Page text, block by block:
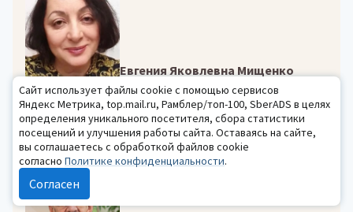
Евгения Яковлевна Мищенко
12–15 сентября 2026
Трансформация смыслов в юнгианской
песочнице: практика работы с
экзистенциальными запросами клиентов
10800 ₽
Сайт использует файлы cookie с помощью сервисов
Яндекс Метрика, top.mail.ru, Рамблер/топ-100, SberADS в целях
определения уникального посетителя, сбора статистики
посещений и улучшения работы сайта. Оставаясь на сайте,
вы соглашаетесь с обработкой файлов cookie
согласно Политике конфиденциальности.
Согласен